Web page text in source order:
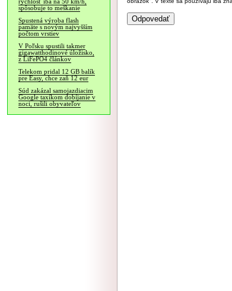
rýchlosť iba na 50 km/h,
spôsobuje to meškanie
Spustená výroba flash
pamäte s novým najvyšším
počtom vrstiev
V Poľsku spustili takmer
gigawatthodinové úložisko,
z LiFePO4 článkov
Telekom pridal 12 GB balík
pre Easy, chce zaň 12 eur
Súd zakázal samojazdiacim
Google taxíkom dobíjanie v
noci, rušili obyvateľov